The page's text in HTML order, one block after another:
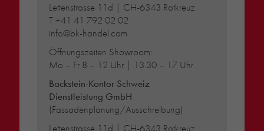
Lettenstrasse 11d | CH-6343 Rotkreuz
T+41 41 792 02 02
info@bk-handel.com
Öffnungszeiten Showroom:
Mo – Fr 8 – 12 Uhr | 13.30 – 17 Uhr
Backstein-Kontor Schweiz
Dienstleistung GmbH
(Fassadenplanung/Ausschreibung)
Lettenstrasse 11d | CH-6343 Rotkreuz